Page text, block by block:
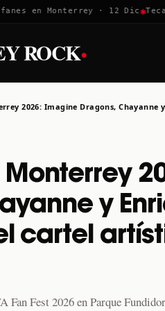
en Monterrey · 12 Dic✱ Tecate
ROCK·
2026: Imagine Dragons,
Monterrey
y
cartel
Fest 2026 en Parque